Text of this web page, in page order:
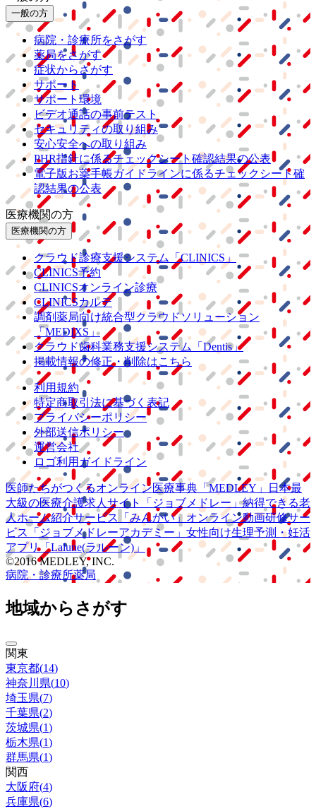
一般の方
病院・診療所をさがす
薬局をさがす
症状からさがす
サポート
サポート環境
ビデオ通話の事前テスト
セキュリティの取り組み
安心安全への取り組み
PHR指針に係るチェックシート確認結果の公表
電子版お薬手帳ガイドラインに係るチェックシート確
認結果の公表
医療機関の方
医療機関の方
クラウド診療支援システム
「CLINICS」
CLINICS予約
CLINICSオンライン診療
CLINICSカルテ
調剤薬局向け統合型クラウドソリューション
「MEDIXS」
クラウド歯科業務支援システム
「Dentis」
掲載情報の修正・削除はこちら
利用規約
特定商取引法に基づく表記
プライバシーポリシー
外部送信ポリシー
運営会社
ロゴ利用ガイドライン
医師たちがつくるオンライン医療事典 「MEDLEY」
日本最
大級の医療介護求人サイト 「ジョブメドレー」納得できる老
人ホーム紹介サービス
「みんかい」 オンライン動画研修サー
ビス
「ジョブメドレーアカデミー」 女性向け生理予測・妊活
アプリ「Lalune(ラルーン)」
©2016 MEDLEY, INC.
病院・診療所薬局
地域からさがす
関東
東京都(14)
神奈川県(10)
埼玉県(7)
千葉県(2)
茨城県(1)
栃木県(1)
群馬県(1)
関西
大阪府(4)
兵庫県(6)